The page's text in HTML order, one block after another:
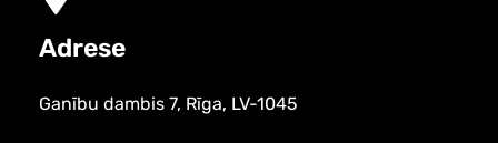
Adrese
Ganību dambis 7, Rīga, LV-1045